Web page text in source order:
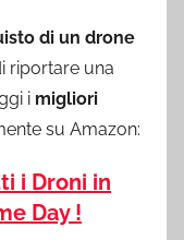
di un drone
riportare una
i migliori
su Amazon:
i Droni in
Day !